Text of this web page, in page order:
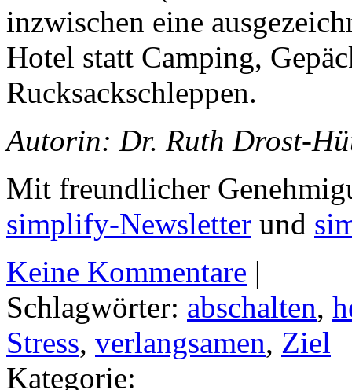
inzwischen eine
Hotel statt Camping,
Rucksackschleppen.
Autorin: Dr. Ruth Drost-
Mit freundlicher
simplify-Newsletter und
Keine Kommentare |
Schlagwörter: abschalten,
Stress, verlangsamen, Ziel
Kategorie: